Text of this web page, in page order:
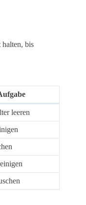
halten, bis
leeren